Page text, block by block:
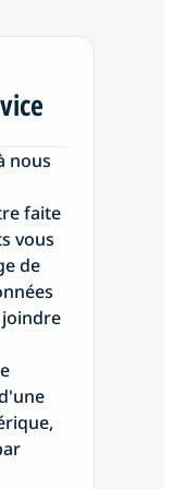
nous
faite
vous
de